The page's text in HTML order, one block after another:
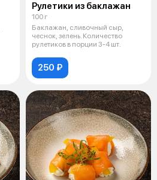
Рулетики из баклажан
100 г
Баклажан, сливочный сыр,
чеснок, зелень. Количество
рулетиков в порции 3-4 шт.
250 ₽